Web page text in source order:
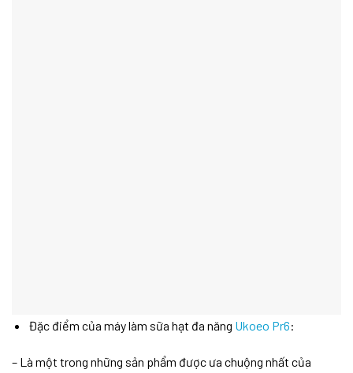
Đặc điểm của máy làm sữa hạt đa năng Ukoeo Pr6:
– Là một trong những sản phẩm được ưa chuộng nhất của